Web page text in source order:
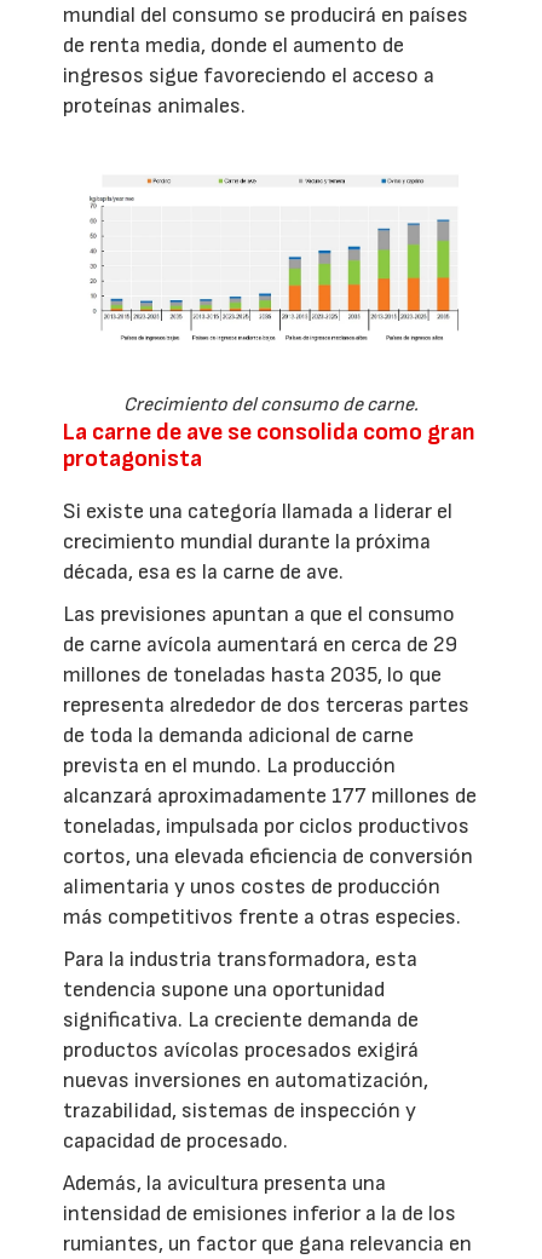
mundial del consumo se producirá en países
de renta media, donde el aumento de
ingresos sigue favoreciendo el acceso a
proteínas animales.
Crecimiento del consumo de carne.
La carne de ave se consolida como gran
protagonista
Si existe una categoría llamada a liderar el
crecimiento mundial durante la próxima
década, esa es la carne de ave.
Las previsiones apuntan a que el consumo
de carne avícola aumentará en cerca de 29
millones de toneladas hasta 2035, lo que
representa alrededor de dos terceras partes
de toda la demanda adicional de carne
prevista en el mundo. La producción
alcanzará aproximadamente 177 millones de
toneladas, impulsada por ciclos productivos
cortos, una elevada eficiencia de conversión
alimentaria y unos costes de producción
más competitivos frente a otras especies.
Para la industria transformadora, esta
tendencia supone una oportunidad
significativa. La creciente demanda de
productos avícolas procesados exigirá
nuevas inversiones en automatización,
trazabilidad, sistemas de inspección y
capacidad de procesado.
Además, la avicultura presenta una
intensidad de emisiones inferior a la de los
rumiantes, un factor que gana relevancia en